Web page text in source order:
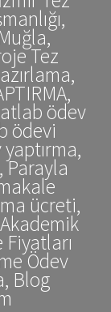
Tez
ödev
ödevi
Parayla
ücreti,
Fiyatları
Ödev
Blog